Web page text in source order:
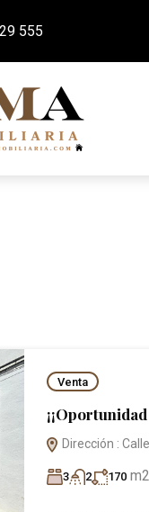
555
Venta
Dirección :
3 2 170 m2